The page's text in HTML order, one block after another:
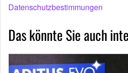
Datenschutzbestimmungen
Das könnte Sie auch